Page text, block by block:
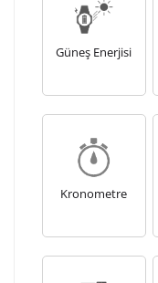
Güneş Enerjisi
Kronometre